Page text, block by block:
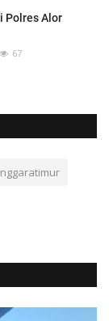
Polres Alor
67